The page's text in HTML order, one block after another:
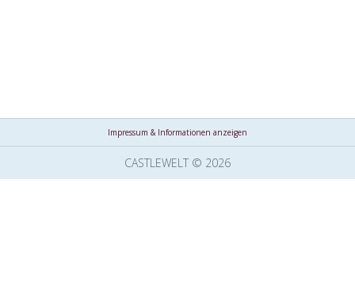
Impressum & Informationen anzeigen
CASTLEWELT © 2026